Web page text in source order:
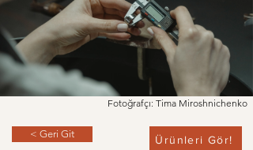
Fotoğrafçı: Tima Miroshnichenko
< Geri Git Ürünleri Gör!